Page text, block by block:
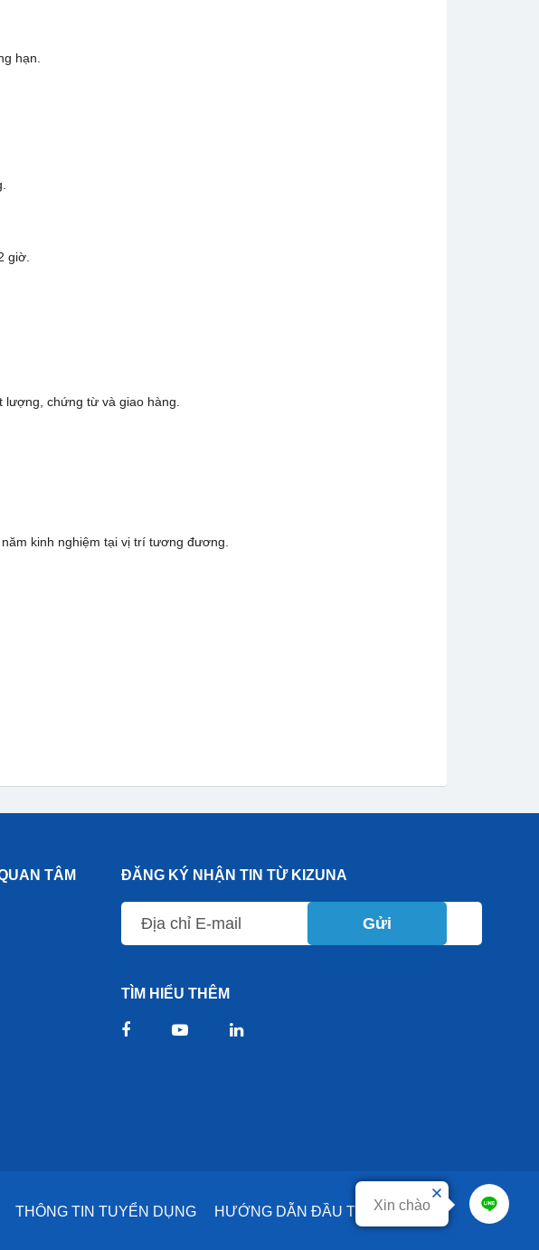
Xin chào
hạn.
giờ.
chứng từ và giao hàng.
kinh nghiệm tại vị trí tương đương.
TÂM ĐĂNG KÝ NHẬN TIN TỪ KIZUNA
Gửi
TÌM HIỂU THÊM
DỊCH VỤ
HƯỚNG DẪN ĐẦU TƯ
THÔNG TIN TUYỂN DỤNG